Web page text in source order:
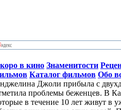
в кино Знаменитости
Каталог фильмов Обо
Джоли прибыла с
проблемы беженцев. В
в течение 10 лет живут в